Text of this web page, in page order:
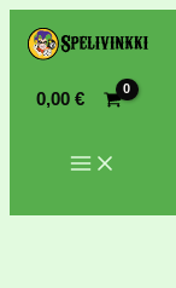
0,00€